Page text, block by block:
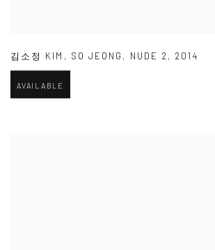
김소정 KIM , SO JEONG , NUDE 2, 2014
AVAILABLE